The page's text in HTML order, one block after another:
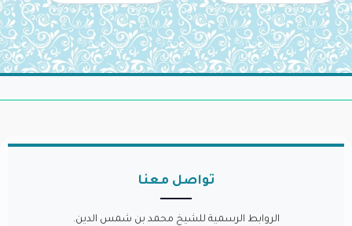
تواصل معنا
الروابط الرسمية للشيخ محمد بن شمس الدين.